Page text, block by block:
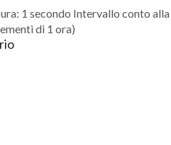
1 secondo Intervallo conto
di 1 ora)